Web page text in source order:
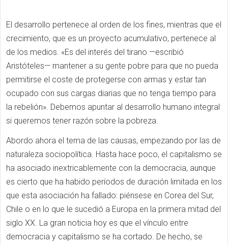
El desarrollo pertenece al orden de los fines, mientras que el
crecimiento, que es un proyecto acumulativo, pertenece al
de los medios. «Es del interés del tirano —escribió
Aristóteles— mantener a su gente pobre para que no pueda
permitirse el coste de protegerse con armas y estar tan
ocupado con sus cargas diarias que no tenga tiempo para
la rebelión». Debemos apuntar al desarrollo humano integral
si queremos tener razón sobre la pobreza.
Abordo ahora el tema de las causas, empezando por las de
naturaleza sociopolítica. Hasta hace poco, el capitalismo se
ha asociado inextricablemente con la democracia, aunque
es cierto que ha habido períodos de duración limitada en los
que esta asociación ha fallado: piénsese en Corea del Sur,
Chile o en lo que le sucedió a Europa en la primera mitad del
siglo XX. La gran noticia hoy es que el vínculo entre
democracia y capitalismo se ha cortado. De hecho, se